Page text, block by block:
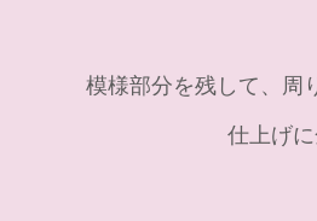
模様部分を残して、周
仕上げ